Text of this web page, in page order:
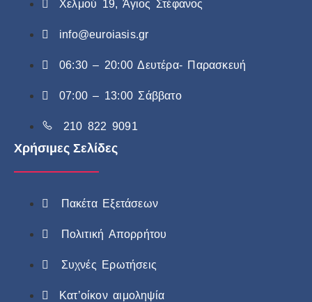
Χελμού 19, Άγιος Στέφανος
info@euroiasis.gr
06:30 – 20:00 Δευτέρα- Παρασκευή
07:00 – 13:00 Σάββατο
210 822 9091
Χρήσιμες Σελίδες
Πακέτα Εξετάσεων
Πολιτική Απορρήτου
Συχνές Ερωτήσεις
Κατ’οίκον αιμοληψία